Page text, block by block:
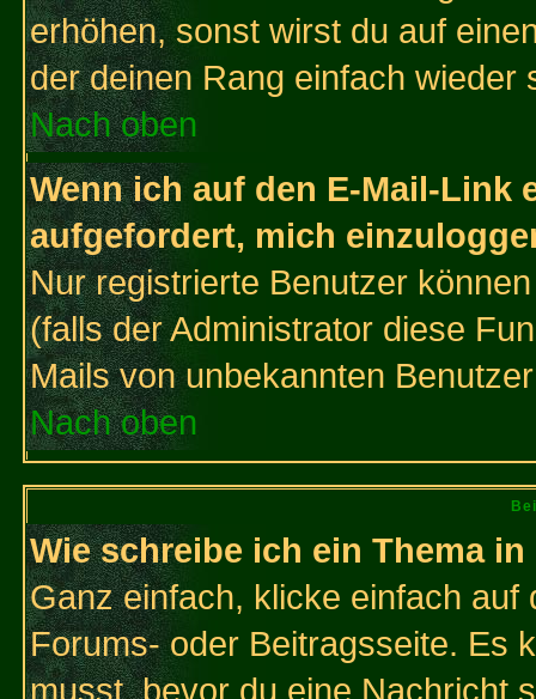
erhöhen, sonst wirst du auf
der deinen Rang einfach wieder
Nach oben
Wenn ich auf den E-Mail-Link
aufgefordert, mich
Nur registrierte Benutzer
(falls der Administrator diese
Mails von unbekannten
Nach oben
Wie schreibe ich ein Thema
Ganz einfach, klicke einfach
Forums- oder Beitragsseite. Es
musst, bevor du eine Nachricht